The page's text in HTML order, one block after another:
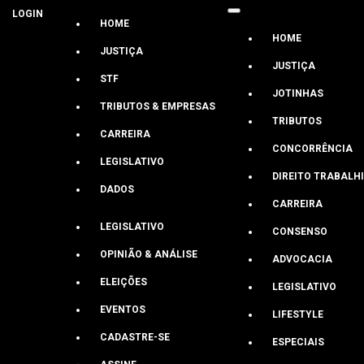
LOGIN
HOME
JUSTIÇA
STF
TRIBUTOS & EMPRESAS
CARREIRA
LEGISLATIVO
DADOS
LEGISLATIVO
OPINIÃO & ANÁLISE
ELEIÇÕES
EVENTOS
CADASTRE-SE
HOME
JUSTIÇA
JOTINHAS
TRIBUTOS
CONCORRÊNCIA
DIREITO
CARREIRA
CONSENSO
ADVOCACIA
LEGISLATIVO
LIFESTYLE
ESPECIAIS
Florianópolis
Abinoan Santiago
O que o STF pode julgar no mês de
Ao longo do mês, Corte deve apreciar temas eleitorais, voto de
Legislativo
Abinoan Santiago